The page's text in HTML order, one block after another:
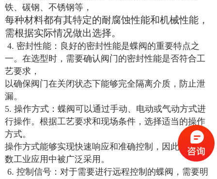
铁、碳钢、不锈钢等，
每种材料都有其特定的耐腐蚀性能和机械性能，
需根据实际情况做出选择。
4. 密封性能：良好的密封性能是蝶阀的重要特点之
一。在选型时，需要确认阀门的密封性能是否符合工
艺要求，
以确保阀门在关闭状态下能够完全隔离介质，防止泄
漏。
5. 操作方式：蝶阀可以通过手动、电动或气动方式进
行操作。根据工艺要求和现场条件，选择适当的操作
方式。
操作方式能够实现快速响应和准确控制，因此在大多
数工业应用中被广泛采用。
6. 控制信号：对于需要进行远程控制的蝶阀，需要明